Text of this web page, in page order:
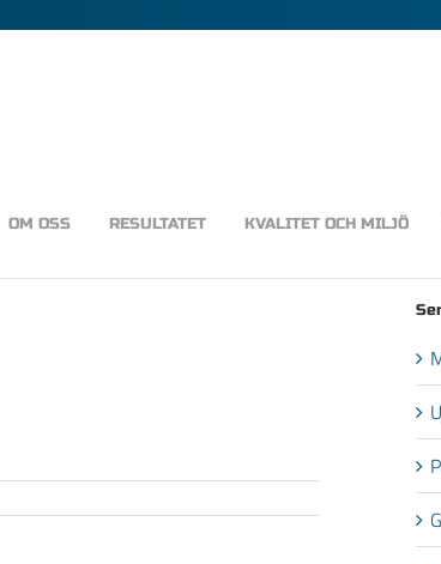
OM OSS RESULTATET KVALITET OCH MILJÖ